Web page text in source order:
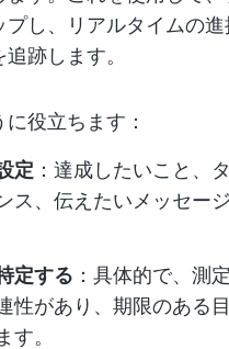
プし、リアルタイムの
跡します。
役立ちます：
定 ：達成したいこと、
ス、伝えたいメッセー
定する ：具体的で、測
性があり、期限のある
す。